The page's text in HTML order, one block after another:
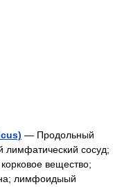
— Продольный
лимфатический сосуд;
вещество;
лимфоидыый